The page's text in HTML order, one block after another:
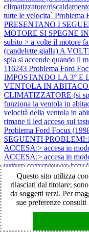
climatizzatore/
tutte le velocita` Problema
PRESENTANO I
MOTORE SI SPEGNE
subito > a volte il motore
(candelette gialla) A
spia si accende quando il
116243 Problema Ford
IMPOSTANDO LA 3° E
VENTOLA IN
CLIMATIZZATORE (si
funziona la ventola in
velocità della ventola in
rimane il led acceso sul
Problema Ford Focus
SEGUENTI
ACCESA:> accesa in
ACCESA:> accesa in
vettura comunque va
RISOLVERE:> sostituito
5) CASI:> 1 caso
Focus (1998>2004)
PROBLEMI: 1) IL
LAMPEGGIANTE 3)
potenza 4)
Questo sito utilizza
rilasciati dal titolare;
da soggetti terzi. Per
sue preferenze consulti